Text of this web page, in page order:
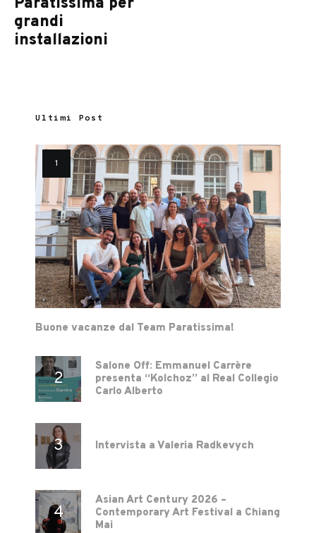
Paratissima per
grandi
installazioni
Ultimi Post
Buone vacanze dal Team Paratissima!
Salone Off: Emmanuel Carrère
presenta “Kolchoz” al Real Collegio
Carlo Alberto
Intervista a Valeria Radkevych
Asian Art Century 2026 –
Contemporary Art Festival a Chiang
Mai